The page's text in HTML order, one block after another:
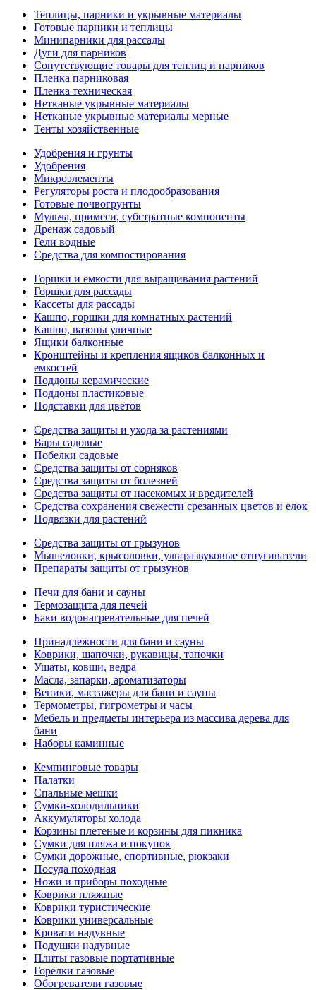
Теплицы, парники и укрывные материалы
Готовые парники и теплицы
Минипарники для рассады
Дуги для парников
Сопутствующие товары для теплиц и парников
Пленка парниковая
Пленка техническая
Нетканые укрывные материалы
Нетканые укрывные материалы мерные
Тенты хозяйственные
Удобрения и грунты
Удобрения
Микроэлементы
Регуляторы роста и плодообразования
Готовые почвогрунты
Мульча, примеси, субстратные компоненты
Дренаж садовый
Гели водные
Средства для компостирования
Горшки и емкости для выращивания растений
Горшки для рассады
Кассеты для рассады
Кашпо, горшки для комнатных растений
Кашпо, вазоны уличные
Ящики балконные
Кронштейны и крепления ящиков балконных и
емкостей
Поддоны керамические
Поддоны пластиковые
Подставки для цветов
Средства защиты и ухода за растениями
Вары садовые
Побелки садовые
Средства защиты от сорняков
Средства защиты от болезней
Средства защиты от насекомых и вредителей
Средства сохранения свежести срезанных цветов и елок
Подвязки для растений
Средства защиты от грызунов
Мышеловки, крысоловки, ультразвуковые отпугиватели
Препараты защиты от грызунов
Печи для бани и сауны
Термозащита для печей
Баки водонагревательные для печей
Принадлежности для бани и сауны
Коврики, шапочки, рукавицы, тапочки
Ушаты, ковши, ведра
Масла, запарки, ароматизаторы
Веники, массажеры для бани и сауны
Термометры, гигрометры и часы
Мебель и предметы интерьера из массива дерева для
бани
Наборы каминные
Кемпинговые товары
Палатки
Спальные мешки
Сумки-холодильники
Аккумуляторы холода
Корзины плетеные и корзины для пикника
Сумки для пляжа и покупок
Сумки дорожные, спортивные, рюкзаки
Посуда походная
Ножи и приборы походные
Коврики пляжные
Коврики туристические
Коврики универсальные
Кровати надувные
Подушки надувные
Плиты газовые портативные
Горелки газовые
Обогреватели газовые